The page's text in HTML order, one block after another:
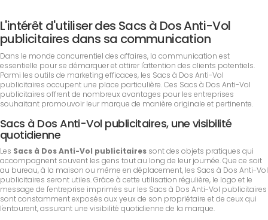
L'intérêt d'utiliser des Sacs à Dos Anti-Vol
publicitaires dans sa communication
Dans le monde concurrentiel des affaires, la communication est
essentielle pour se démarquer et attirer l'attention des clients potentiels.
Parmi les outils de marketing efficaces, les Sacs à Dos Anti-Vol
publicitaires occupent une place particulière. Ces Sacs à Dos Anti-Vol
publicitaires offrent de nombreux avantages pour les entreprises
souhaitant promouvoir leur marque de manière originale et pertinente.
Sacs à Dos Anti-Vol publicitaires, une visibilité
quotidienne
Les Sacs à Dos Anti-Vol publicitaires sont des objets pratiques qui
accompagnent souvent les gens tout au long de leur journée. Que ce soit
au bureau, à la maison ou même en déplacement, les Sacs à Dos Anti-Vol
publicitaires seront utiles. Grâce à cette utilisation régulière, le logo et le
message de l'entreprise imprimés sur les Sacs à Dos Anti-Vol publicitaires
sont constamment exposés aux yeux de son propriétaire et de ceux qui
l'entourent, assurant une visibilité quotidienne de la marque.